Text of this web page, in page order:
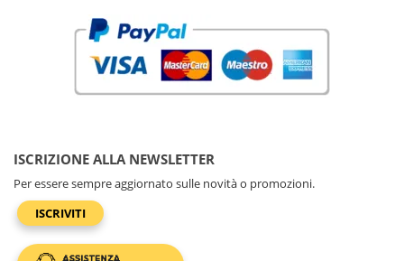
ISCRIZIONE ALLA NEWSLETTER
Per essere sempre aggiornato sulle novità o promozioni.
ISCRIVITI